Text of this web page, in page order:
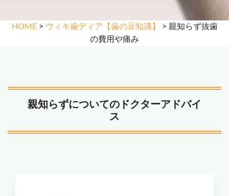
HOME> ウィキ歯ディア【歯の豆知識】
> 親知らず抜歯
の費用や痛み
親知らずについてのドクターアドバイ
ス